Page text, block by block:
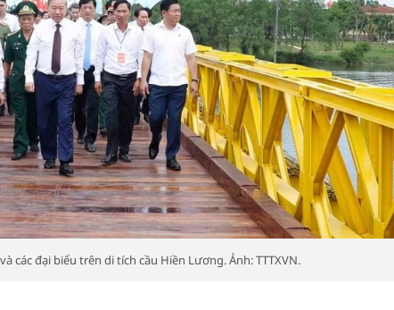
các đại biểu trên di tích cầu Hiền Lương. Ảnh: TTTXVN.